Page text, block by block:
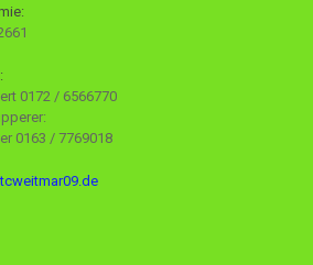
0172 / 6566770
0163 / 7769018